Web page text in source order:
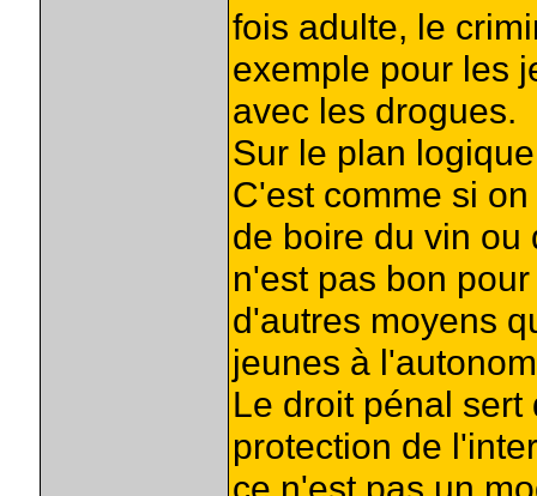
fois adulte, le
exemple pour les
avec les drogues.
Sur le plan
C'est comme si
de boire du vin ou
n'est pas bon
d'autres moyens
jeunes à
Le droit pénal
protection de
ce n'est pas un